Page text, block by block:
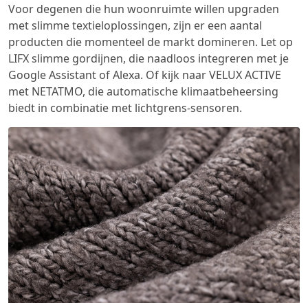
Voor degenen die hun woonruimte willen upgraden
met slimme textieloplossingen, zijn er een aantal
producten die momenteel de markt domineren. Let op
LIFX slimme gordijnen, die naadloos integreren met je
Google Assistant of Alexa. Of kijk naar VELUX ACTIVE
met NETATMO, die automatische klimaatbeheersing
biedt in combinatie met lichtgrens-sensoren.